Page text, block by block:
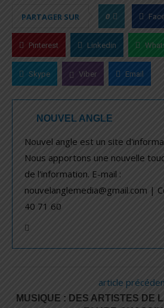
PARTAGER SUR 0
Pinterest Linkedin
Skype Viber Email
NOUVEL ANGLE
Nouvel angle est un site
Nous apportons une nouvelle
de l'information. E-mail :
nouvelanglemedia@gmail.com |
40 71 60
article
MUSIQUE : DES ARTISTES DE